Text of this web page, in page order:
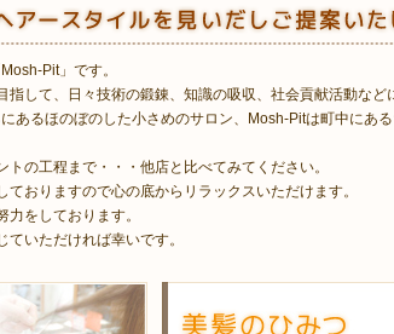
Pit」です。
して、日々技術の鍛錬、知識の吸収、社会貢献活動など
あるほのぼのした小さめのサロン、Mosh-Pitは町中にあ
の工程まで・・・他店と比べてみてください。
おりますので心の底からリラックスいただけます。
をしております。
いただければ幸いです。